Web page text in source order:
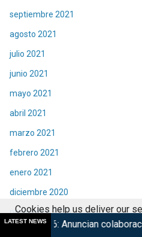
septiembre 2021
agosto 2021
julio 2021
junio 2021
mayo 2021
abril 2021
marzo 2021
febrero 2021
enero 2021
diciembre 2020
noviembre 2020
LATEST NEWS
colaboraciones y
Cookies help us deliver our
services, you agree to our